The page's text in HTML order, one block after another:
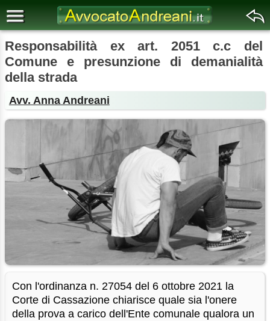
Responsabilità ex art. 2051 c.c del
Comune e presunzione di demanialità
della strada
Avv. Anna Andreani
Con l'ordinanza n. 27054 del 6 ottobre 2021 la
Corte di Cassazione chiarisce quale sia l'onere
della prova a carico dell'Ente comunale qualora un